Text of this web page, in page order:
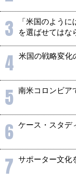
3
「米国のよう
を選ばせてはな
4 米国の戦略変化
5 南米コロンビア
6 ケース・スタデ
7 サポーター文化